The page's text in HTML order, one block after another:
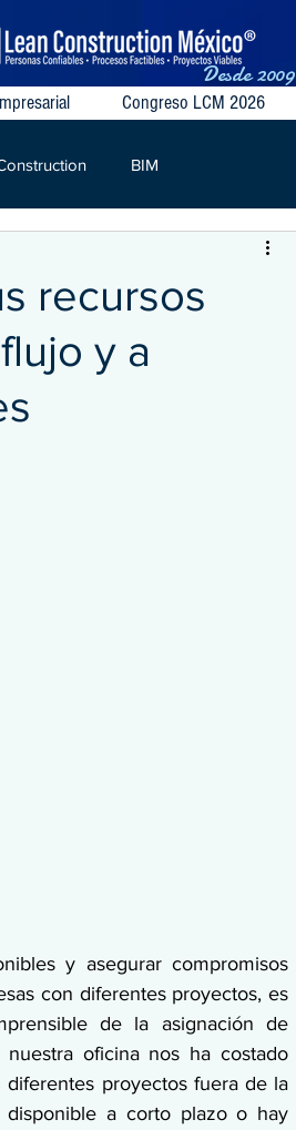
Desde 2009
Congreso LCM 2026
BIM
Contratos Colaborativos
recursos
y a
y asegurar compromisos
con diferentes proyectos, es
de la asignación de
oficina nos ha costado
proyectos fuera de la
a corto plazo o hay